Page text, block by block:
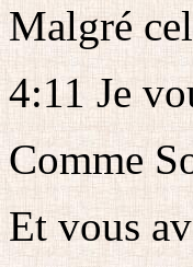
Malgré
4:11 Je
Comme
Et vous